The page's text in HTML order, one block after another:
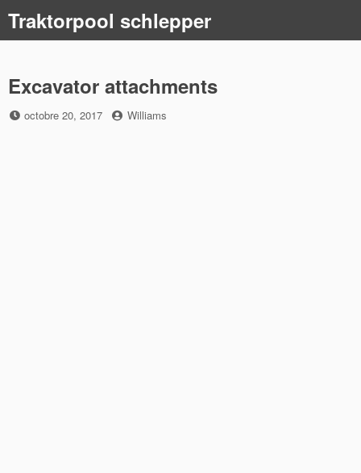
content
Traktorpool schlepper
Excavator attachments
Posted
octobre 20, 2017 by
Williams